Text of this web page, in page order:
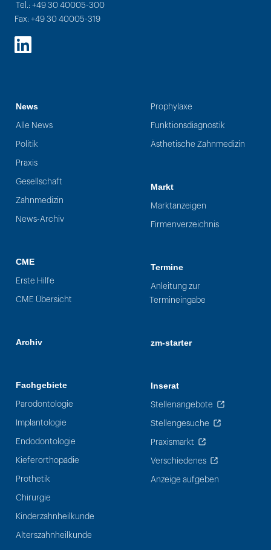
Tel.: +49 30 40005-300
Fax: +49 30 40005-319
LinkedIn
News
Alle News
Politik
Praxis
Gesellschaft
Zahnmedizin
News-Archiv
CME
Erste Hilfe
CME Übersicht
Archiv
Fachgebiete
Parodontologie
Implantologie
Endodontologie
Kieferorthopädie
Prothetik
Chirurgie
Kinderzahnheilkunde
Alterszahnheilkunde
Prophylaxe
Funktionsdiagnostik
Ästhetische Zahnmedizin
Markt
Marktanzeigen
Firmenverzeichnis
Termine
Anleitung zur
Termineingabe
zm-starter
Inserat
Stellenangebote
Stellengesuche
Praxismarkt
Verschiedenes
Anzeige aufgeben